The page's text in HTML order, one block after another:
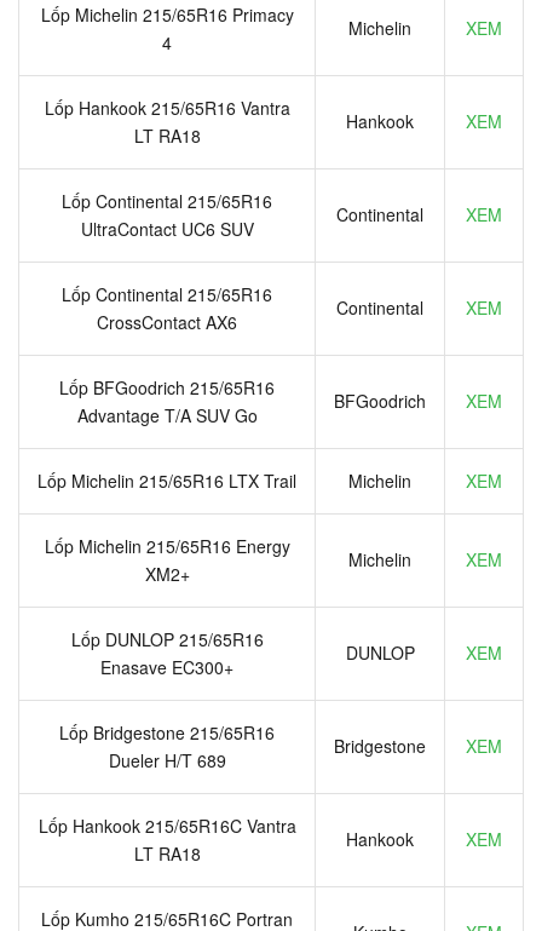
Lốp Michelin 215/65R16 Primacy
4
Michelin XEM
Lốp Hankook 215/65R16 Vantra
LT RA18
Hankook XEM
Lốp Continental 215/65R16
UltraContact UC6 SUV
Continental XEM
Lốp Continental 215/65R16
CrossContact AX6
Continental XEM
Lốp BFGoodrich 215/65R16
Advantage T/A SUV Go
BFGoodrich XEM
Lốp Michelin 215/65R16 LTX Trail Michelin XEM
Lốp Michelin 215/65R16 Energy
XM2+
Michelin XEM
Lốp DUNLOP 215/65R16
Enasave EC300+
DUNLOP XEM
Lốp Bridgestone 215/65R16
Dueler H/T 689
Bridgestone XEM
Lốp Hankook 215/65R16C Vantra
LT RA18
Hankook XEM
Lốp Kumho 215/65R16C Portran